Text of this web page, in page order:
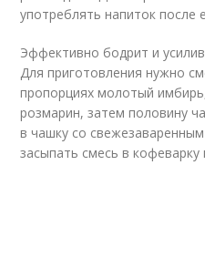
употреблять напиток после
Эффективно бодрит и
Для приготовления нужно
пропорциях молотый
розмарин, затем половину
в чашку со
засыпать смесь в кофеварку